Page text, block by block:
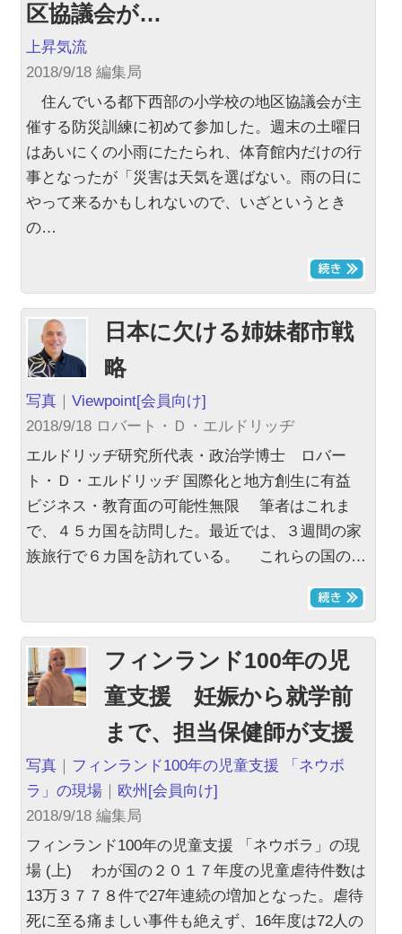
区協議会が…
上昇気流
2018/9/18 編集局
住んでいる都下西部の小学校の地区協議会が主
催する防災訓練に初めて参加した。週末の土曜日
はあいにくの小雨にたたられ、体育館内だけの行
事となったが「災害は天気を選ばない。雨の日に
やって来るかもしれないので、いざというとき
の…
日本に欠ける姉妹都市戦
略
写真 ｜Viewpoint[会員向け]
2018/9/18 ロバート・Ｄ・エルドリッヂ
エルドリッヂ研究所代表・政治学博士 ロバー
ト・Ｄ・エルドリッヂ 国際化と地方創生に有益
ビジネス・教育面の可能性無限 筆者はこれま
で、４５カ国を訪問した。最近では、３週間の家
族旅行で６カ国を訪れている。 これらの国の…
フィンランド100年の児
童支援 妊娠から就学前
まで、担当保健師が支援
写真 ｜ フィンランド100年の児童支援 「ネウボ
ラ」の現場 ｜ 欧州 [会員向け]
2018/9/18 編集局
フィンランド100年の児童支援 「ネウボラ」の現
場 (上) わが国の２０１７年度の児童虐待件数は
13万３７７８件で27年連続の増加となった。虐待
死に至る痛ましい事件も絶えず、16年度は72人の